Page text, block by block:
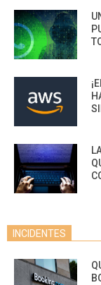
INCIDENTES